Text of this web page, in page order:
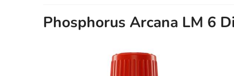
Phosphorus Arcana LM 6